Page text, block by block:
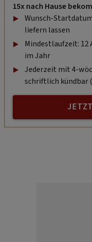
15x nach Hause
Wunsch-
liefern lassen
Mindestlaufzeit: 12
im Jahr
Jederzeit mit 4-
schriftlich kündbar